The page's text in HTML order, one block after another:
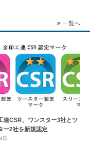
一覧へ
連CSR、ワンスター3社とツ
ー2社を新規認定
日